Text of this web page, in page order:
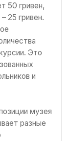
50 гривен,
25 гривен.
Это
и
музея
разные